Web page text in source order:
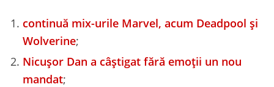
continuă mix-urile Marvel, acum Deadpool și
Wolverine;
Nicușor Dan a câștigat fără emoții un nou
mandat;